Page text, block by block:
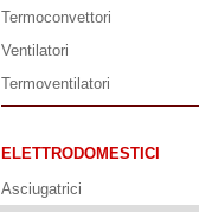
Termoconvettori
Ventilatori
Termoventilatori
ELETTRODOMESTICI
Asciugatrici